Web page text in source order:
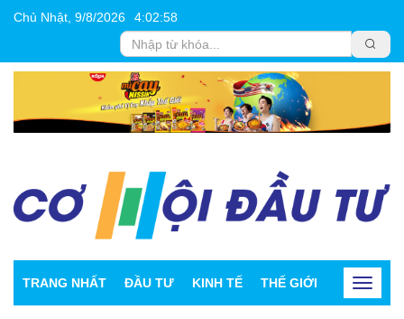
Chủ Nhật, 9/8/2026 4:02:58
TRANG NHẤT ĐẦU TƯ KINH TẾ THẾ GIỚI CHỨNG
Toggle